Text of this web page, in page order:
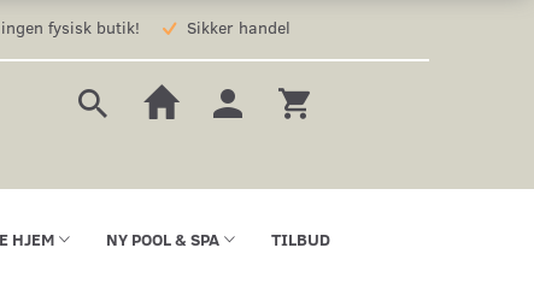
fysisk butik! Sikker handel
HJEM NY POOL & SPA TILBUD